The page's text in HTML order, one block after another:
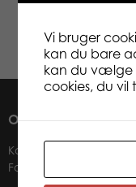
OM OS
Kontakter
Forhandlere
Vi bruger
kan du bare
kan du vælge
cookies, du vil